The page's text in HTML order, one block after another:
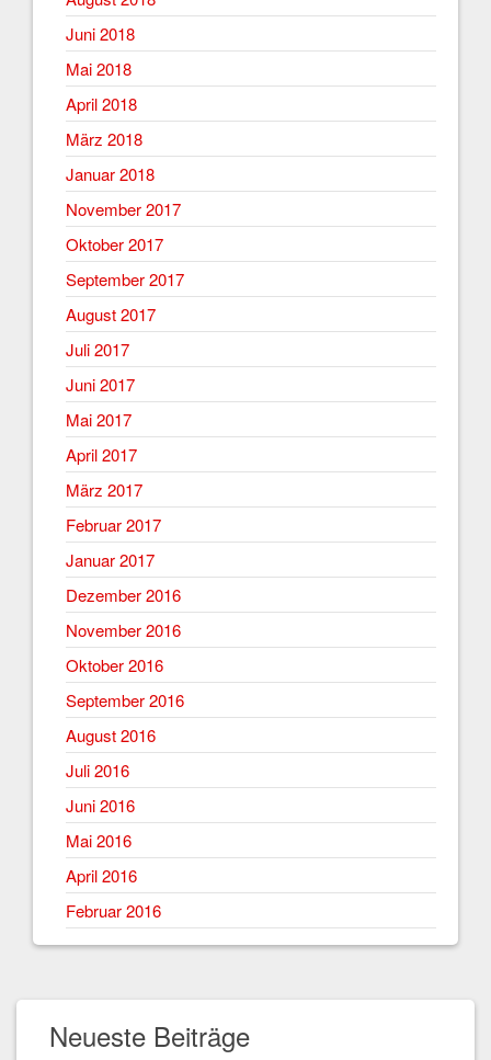
Juni 2018
Mai 2018
April 2018
März 2018
Januar 2018
November 2017
Oktober 2017
September 2017
August 2017
Juli 2017
Juni 2017
Mai 2017
April 2017
März 2017
Februar 2017
Januar 2017
Dezember 2016
November 2016
Oktober 2016
September 2016
August 2016
Juli 2016
Juni 2016
Mai 2016
April 2016
Februar 2016
Neueste Beiträge